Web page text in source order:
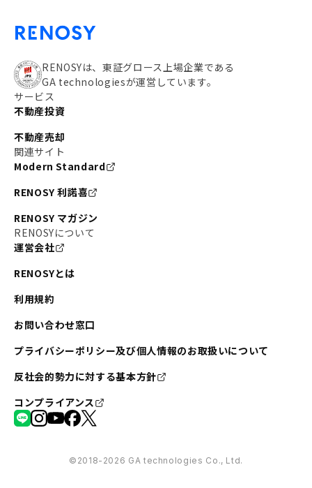
RENOSYは、東証グロース上場企業である
GA technologiesが運営しています。
サービス
不動産投資
不動産売却
関連サイト
Modern Standard
RENOSY 利諾喜
RENOSY マガジン
RENOSYについて
運営会社
RENOSYとは
利用規約
お問い合わせ窓口
プライバシーポリシー及び個人情報のお取扱いについて
反社会的勢力に対する基本方針
コンプライアンス
©︎2018-2026 GA technologies Co., Ltd.